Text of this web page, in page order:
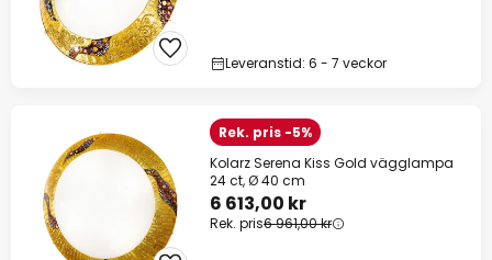
Leveranstid: 6 - 7 veckor
Rek. pris -5%
Kolarz Serena Kiss Gold vägglampa
24 ct, Ø 40 cm
6 613,00 kr
Rek. pris6 961,00 kr